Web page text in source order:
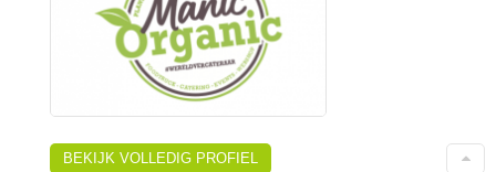
BEKIJK VOLLEDIG PROFIEL